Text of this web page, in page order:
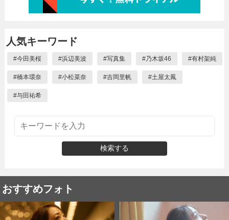
人気キーワード
#今田美桜 #浜辺美波 #写真集 #乃木坂46 #有村架純
#橋本環奈 #小松菜奈 #吉岡里帆 #土屋太鳳
#与田祐希
検索する
おすすめフォト